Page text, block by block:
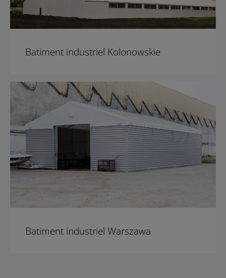
Batiment industriel Kolonowskie
Batiment industriel Warszawa